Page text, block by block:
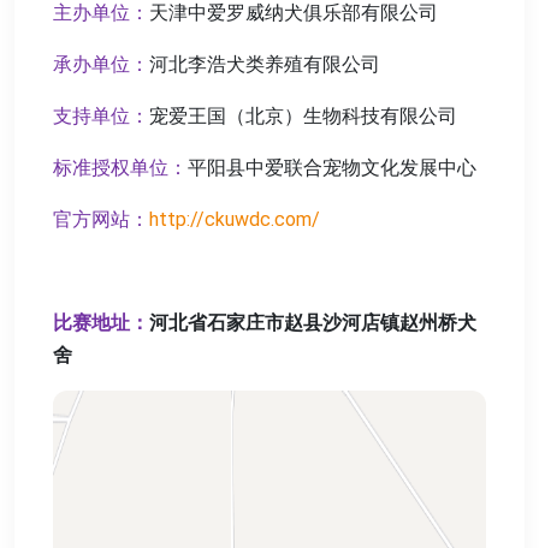
主办单位： 天津中爱罗威纳犬俱乐部有限公司
承办单位： 河北李浩犬类养殖有限公司
支持单位： 宠爱王国（北京）生物科技有限公司
标准授权单位： 平阳县中爱联合宠物文化发展中心
官方网站： http://ckuwdc.com/
比赛地址： 河北省石家庄市赵县沙河店镇赵州桥犬
舍